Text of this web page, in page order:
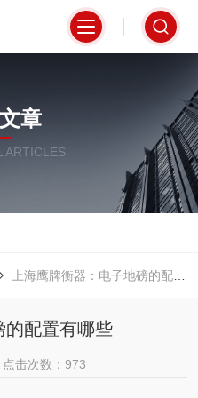
章
ARTICLES
上海鹰牌衡器：电子地磅的配置有哪些
的配置有哪些
点击次数：973